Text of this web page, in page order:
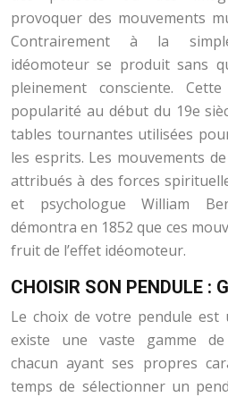
provoquer des mouvements
Contrairement à la
idéomoteur se produit sans
pleinement consciente.
popularité au début du 19e
tables tournantes utilisées
les esprits. Les mouvements
attribués à des forces
et psychologue William
démontra en 1852 que ces
fruit de l’effet idéomoteur.
CHOISIR SON PENDULE :
Le choix de votre pendule est
existe une vaste gamme de
chacun ayant ses propres
temps de sélectionner un